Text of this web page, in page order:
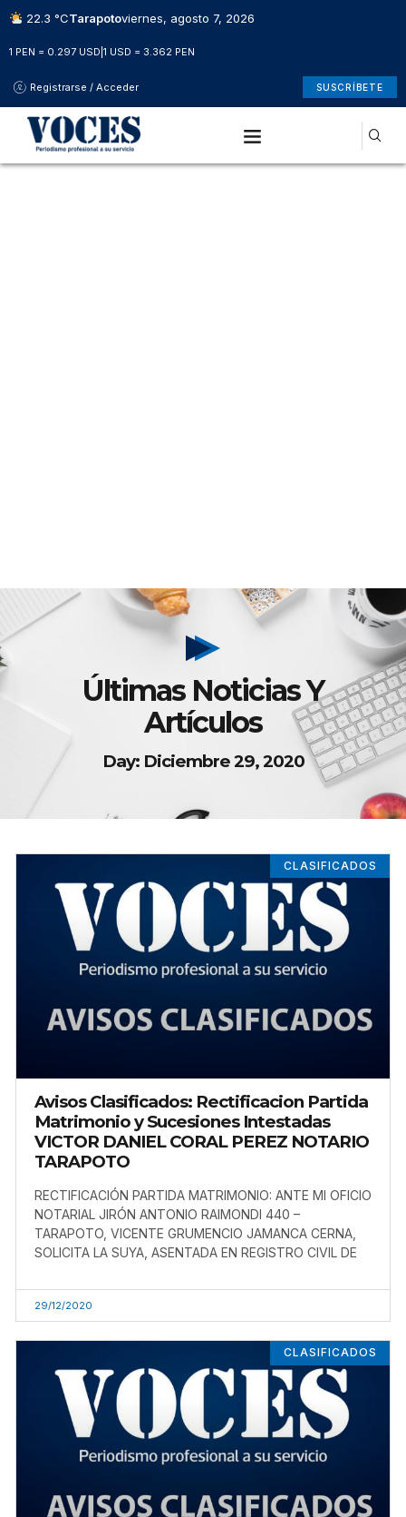
22.3 °CTarapotoviernes, agosto 7, 2026
1 PEN = 0.297 USD 1 USD = 3.362 PEN
Registrarse / Acceder SUSCRÍBETE
Últimas Noticias Y
Artículos
Day: Diciembre 29, 2020
CLASIFICADOS
Avisos Clasificados: Rectificacion Partida
Matrimonio y Sucesiones Intestadas
VICTOR DANIEL CORAL PEREZ NOTARIO
TARAPOTO
RECTIFICACIÓN PARTIDA MATRIMONIO: ANTE MI OFICIO
NOTARIAL JIRÓN ANTONIO RAIMONDI 440 –
TARAPOTO, VICENTE GRUMENCIO JAMANCA CERNA,
SOLICITA LA SUYA, ASENTADA EN REGISTRO CIVIL DE
29/12/2020
CLASIFICADOS